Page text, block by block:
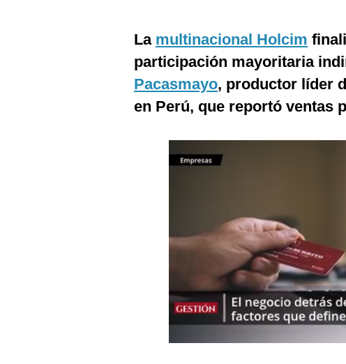
La multinacional Holcim
participación mayoritaria
Pacasmayo, productor líder
en Perú, que reportó ventas